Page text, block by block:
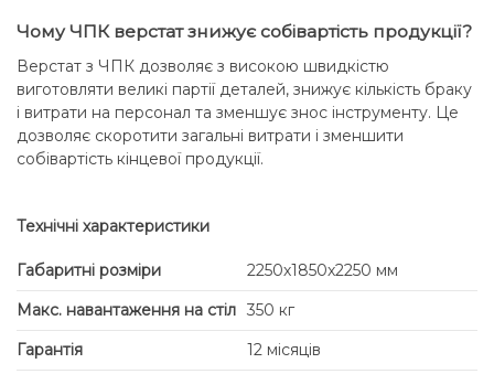
Чому ЧПК верстат знижує собівартість продукції?
Верстат з ЧПК дозволяє з високою швидкістю
виготовляти великі партії деталей, знижує кількість браку
і витрати на персонал та зменшує знос інструменту. Це
дозволяє скоротити загальні витрати і зменшити
собівартість кінцевої продукції.
Технічні характеристики
Габаритні розміри
2250х1850х2250 мм
Макс. навантаження на стіл 350 кг
Гарантія
12 місяців